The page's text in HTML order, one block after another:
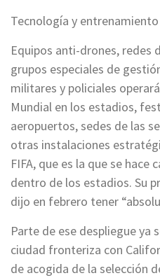
Tecnología y entrenamiento
Equipos anti-drones, redes
grupos especiales de
militares y policiales
Mundial en los estadios,
aeropuertos, sedes de las
otras instalaciones
FIFA, que es la que se hace
dentro de los estadios. Su
dijo en febrero tener
Parte de ese despliegue ya
ciudad fronteriza con
de acogida de la selección